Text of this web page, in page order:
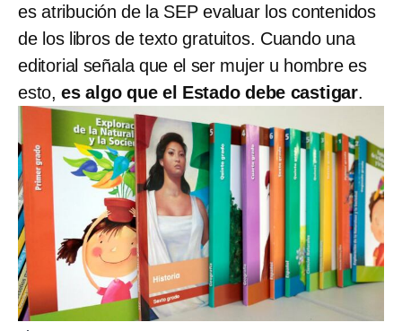
es atribución de la SEP evaluar los contenidos
de los libros de texto gratuitos. Cuando una
editorial señala que el ser mujer u hombre es
esto, es algo que el Estado debe castigar.